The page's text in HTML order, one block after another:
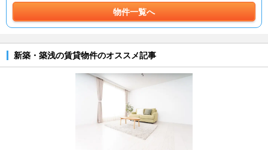
物件一覧へ
新築・築浅の賃貸物件のオススメ記事